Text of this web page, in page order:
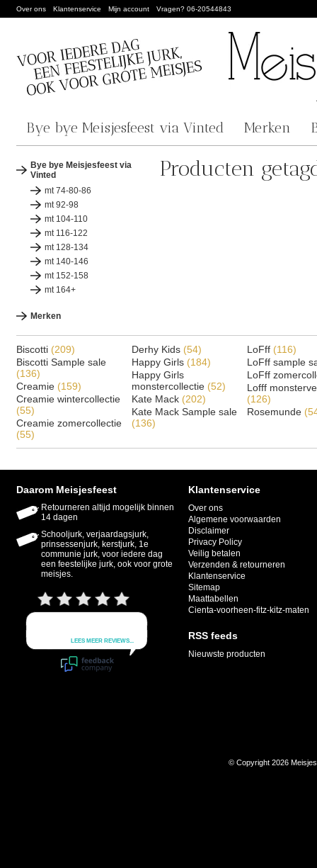
Over ons Klantenservice Mijn account Vragen? 06-20544843
Bye bye Meisjesfeest via Vinted Merken
Bye bye Meisjesfeest via
Vinted
mt 74-80-86
mt 92-98
mt 104-110
mt 116-122
mt 128-134
mt 140-146
mt 152-158
mt 164+
Merken
Producten
Biscotti (209)
Biscotti Sample sale
(136)
Creamie (159)
Creamie wintercollectie
(55)
Creamie zomercollectie
(55)
Derhy Kids (54)
Happy Girls (184)
Happy Girls
monstercollectie (52)
Kate Mack (202)
Kate Mack Sample sale
(136)
LoFff (116)
LoFff sample
LoFff
Lofff
(126)
Rosemunde
Daarom Meisjesfeest
Retourneren altijd mogelijk binnen
14 dagen
Schooljurk, verjaardagsjurk,
prinsessenjurk, kerstjurk, 1e
communie jurk, voor iedere dag
een feestelijke jurk, ook voor grote
meisjes.
Klantenservice
Over ons
Algemene voorwaarden
Disclaimer
Privacy Policy
Veilig betalen
Verzenden & retourneren
Klantenservice
Sitemap
Maattabellen
Cienta-voorheen-fitz-kitz-maten
RSS feeds
Nieuwste producten
© Copyright 2026